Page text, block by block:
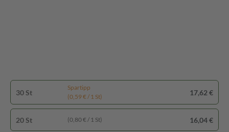
30 St
Spartipp
(0,59 € / 1 St)
17,62 €
20 St (0,80 € / 1 St) 16,04 €